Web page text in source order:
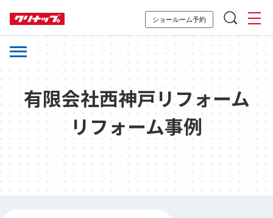
ショールーム予約
有限会社西神戸リフォーム
リフォーム事例